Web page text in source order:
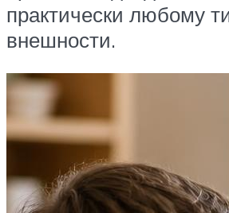
практически любому
внешности.